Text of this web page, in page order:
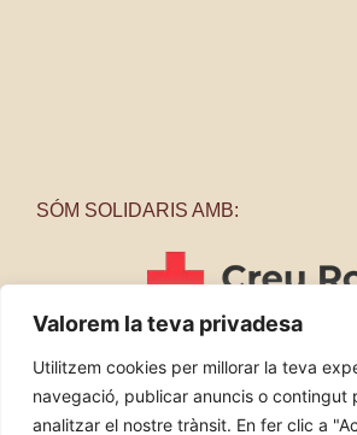
Valorem la teva privadesa
Utilitzem cookies per millorar la teva
navegació, publicar anuncis o contingut
analitzar el nostre trànsit. En fer clic a
SÓM SOLIDARIS AMB: